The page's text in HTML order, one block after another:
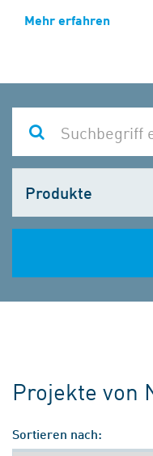
Mehr erfahren
wählen
Projekte von
Sortieren nach: